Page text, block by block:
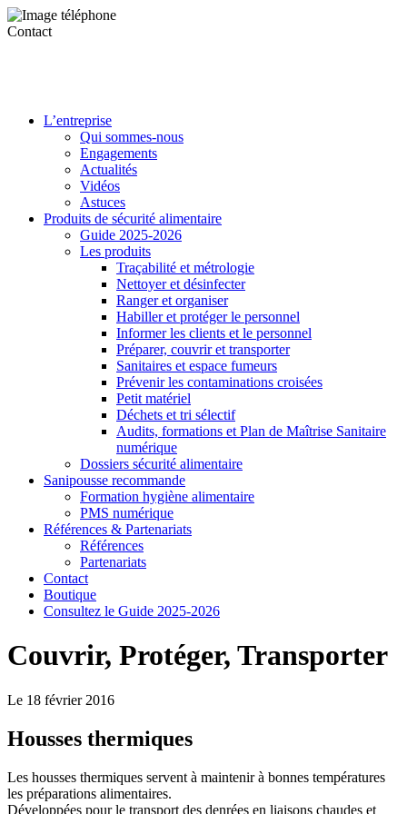
Contact
L’entreprise
Qui sommes-nous
Engagements
Actualités
Vidéos
Astuces
Produits de sécurité alimentaire
Guide 2025-2026
Les produits
Traçabilité et métrologie
Nettoyer et désinfecter
Ranger et organiser
Habiller et protéger le personnel
Informer les clients et le personnel
Préparer, couvrir et transporter
Sanitaires et espace fumeurs
Prévenir les contaminations croisées
Petit matériel
Déchets et tri sélectif
Audits, formations et Plan de Maîtrise Sanitaire
numérique
Dossiers sécurité alimentaire
Sanipousse recommande
Formation hygiène alimentaire
PMS numérique
Références & Partenariats
Références
Partenariats
Contact
Boutique
Consultez le Guide 2025-2026
Couvrir, Protéger, Transporter
Le 18 février 2016
Housses thermiques
Les housses thermiques servent à maintenir à bonnes températures
les préparations alimentaires.
Développées pour le transport des denrées en liaisons chaudes et